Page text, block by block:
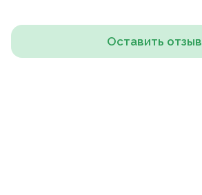
Оставить отзыв